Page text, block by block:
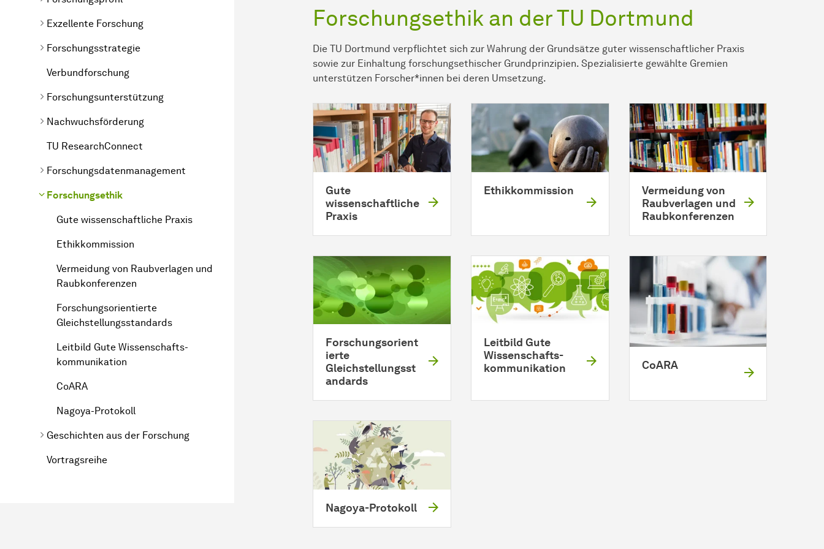
Exzellente Forschung
Forschungsstrategie
Verbundforschung
Forschungsunterstützung
Nachwuchsförderung
TU ResearchConnect
Forschungsdatenmanagement
Forschungsethik
Gute wissenschaftliche Praxis
Ethikkommission
Vermeidung von Raubverlagen und
Raubkonferenzen
Forschungsorientierte
Gleichstellungsstandards
Leitbild Gute Wissen­schafts­
kommunikation
CoARA
Nagoya-Protokoll
Geschichten aus der Forschung
Vortragsreihe
Forschungsethik an der TU Dortmund
Die TU Dortmund verpflichtet sich zur Wahrung der Grundsätze guter wissenschaftlicher Praxis
sowie zur Einhaltung forschungsethischer Grundprinzipien. Spezialisierte gewählte Gremien
unterstützen Forscher*innen bei deren Umsetzung.
Gute
wissenschaftliche
Praxis
Ethikkommission
Vermeidung von
Raubverlagen und
Raubkonferenzen
Forschungsorient
ierte
Gleichstellungsst
andards
Leitbild Gute
Wissen­schafts­
kommunikation
CoARA
Nagoya-Protokoll